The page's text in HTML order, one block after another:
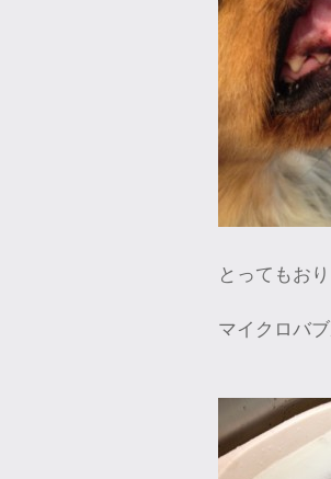
とってもお
マイクロバ